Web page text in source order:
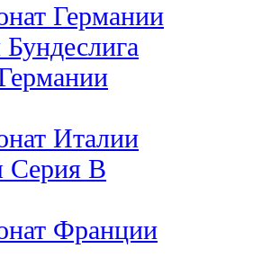
Германии
Италии
Серия B
Франции